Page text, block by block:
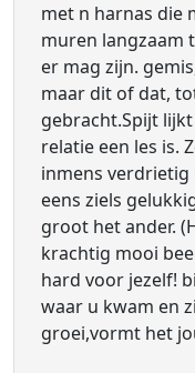
met n harnas die
muren langzaam
er mag zijn.
maar dit of dat,
gebracht.Spijt
relatie een les is.
inmens
eens ziels
groot het ander.
krachtig mooi
hard voor jezelf!
waar u kwam en
groei,vormt het